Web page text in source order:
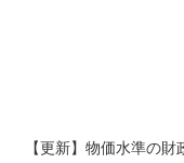
【更新】物価水準の